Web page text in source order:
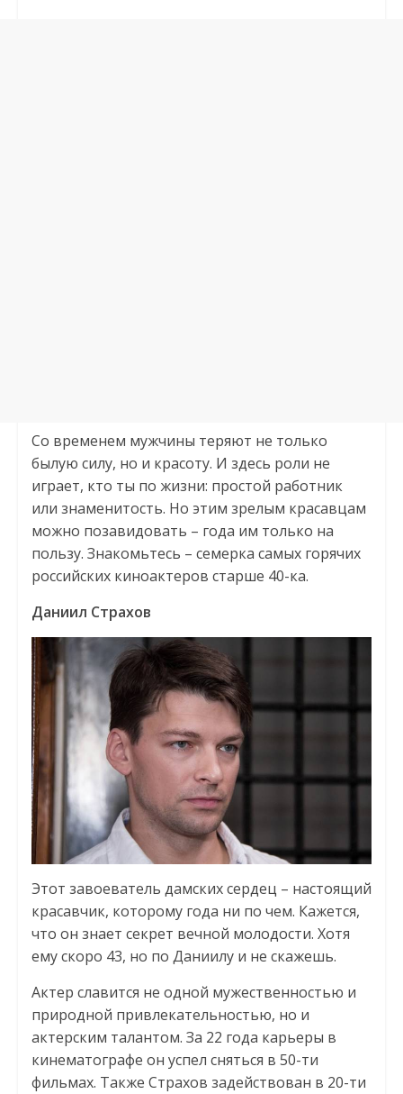
Со временем мужчины теряют не только
былую силу, но и красоту. И здесь роли не
играет, кто ты по жизни: простой работник
или знаменитость. Но этим зрелым красавцам
можно позавидовать – года им только на
пользу. Знакомьтесь – семерка самых горячих
российских киноактеров старше 40-ка.
Даниил Страхов
Этот завоеватель дамских сердец – настоящий
красавчик, которому года ни по чем. Кажется,
что он знает секрет вечной молодости. Хотя
ему скоро 43, но по Даниилу и не скажешь.
Актер славится не одной мужественностью и
природной привлекательностью, но и
актерским талантом. За 22 года карьеры в
кинематографе он успел сняться в 50-ти
фильмах. Также Страхов задействован в 20-ти